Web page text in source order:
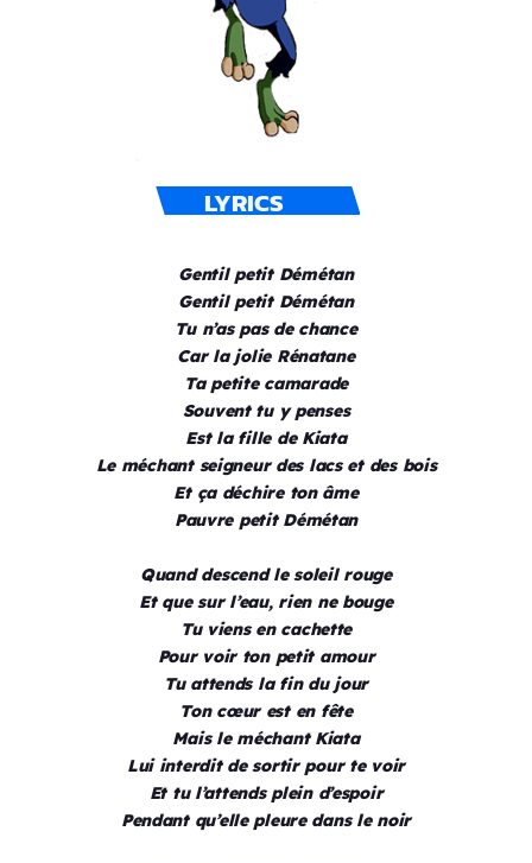
LYRICS
Gentil petit Démétan
Gentil petit Démétan
Tu n’as pas de chance
Car la jolie Rénatane
Ta petite camarade
Souvent tu y penses
Est la fille de Kiata
Le méchant seigneur des lacs et des bois
Et ça déchire ton âme
Pauvre petit Démétan
Quand descend le soleil rouge
Et que sur l’eau, rien ne bouge
Tu viens en cachette
Pour voir ton petit amour
Tu attends la fin du jour
Ton cœur est en fête
Mais le méchant Kiata
Lui interdit de sortir pour te voir
Et tu l’attends plein d’espoir
Pendant qu’elle pleure dans le noir